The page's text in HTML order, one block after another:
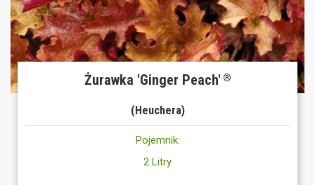
Żurawka 'Ginger Peach' ®
(Heuchera)
Pojemnik:
2 Litry